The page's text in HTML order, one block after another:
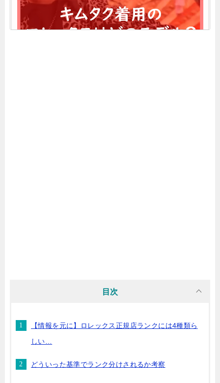
目次
【情報を元に】ロレックス正規店ランクには4種類ら
しい…
どういった基準でランク分けされるか考察